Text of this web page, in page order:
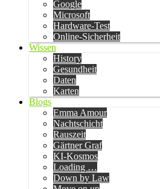
Google
Microsoft
Hardware-Test
Online-Sicherheit
Wissen
History
Gesundheit
Daten
Karten
Blogs
Emma Amour
Nachtschicht
Rauszeit
Gärtner Graf
KI-Kosmos
Loading …
Down by Law